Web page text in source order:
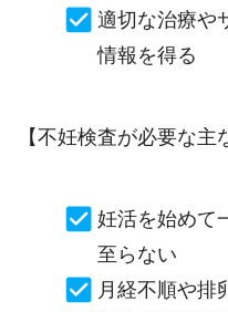
適切な治療や
情報を得る
【不妊検査が必要な主
妊活を始めて
至らない
月経不順や排